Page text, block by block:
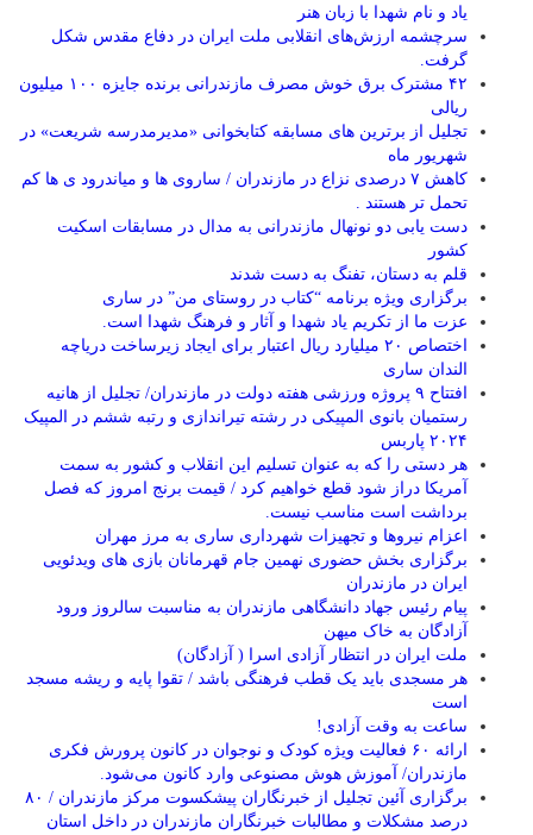
یاد و نام شهدا با زبان هنر
سرچشمه ارزش‌های انقلابی ملت ایران در دفاع مقدس شکل
گرفت.
۴۲ مشترک برق خوش مصرف مازندرانی برنده جایزه ۱۰۰ میلیون
ریالی
تجلیل از برترین های مسابقه کتابخوانی «مدیرمدرسه شریعت» در
شهریور ماه
کاهش ۷ درصدی نزاع در مازندران / ساروی ها و میاندرود ی ها کم
تحمل تر هستند‌ .
دست یابی دو نونهال مازندرانی به مدال در مسابقات اسکیت
کشور
قلم به دستان، تفنگ به دست شدند
برگزاری ویژه برنامه “کتاب در روستای من” در ساری
عزت ما از تکریم یاد شهدا و آثار و فرهنگ شهدا است.
اختصاص ۲۰ میلیارد ریال اعتبار برای ایجاد زیرساخت دریاچه
الندان ساری
افتتاح ۹ پروژه ورزشی هفته دولت در مازندران/ تجلیل از هانیه
رستمیان بانوی المپیکی در رشته تیراندازی و رتبه ششم در المپیک
۲۰۲۴ پاربس
هر دستی را که به عنوان تسلیم این انقلاب و کشور به سمت
آمريکا دراز شود قطع خواهیم کرد / قیمت برنج امروز که فصل
برداشت است مناسب نیست.
اعزام نیروها و تجهیزات شهرداری ساری به مرز مهران
برگزاری بخش حضوری نهمین جام قهرمانان بازی های ویدئویی
ایران در مازندران
پیام رئیس جهاد دانشگاهی مازندران به مناسبت سالروز ورود
آزادگان به خاک میهن
ملت ایران در انتظار آزادی اسرا ( آزادگان)
هر مسجدی باید یک قطب فرهنگی باشد / تقوا پایه و ریشه مسجد
است
ساعت به وقت آزادی!
ارائه ۶۰ فعالیت ویژه کودک و نوجوان در کانون پرورش فکری
مازندران/ آموزش هوش مصنوعی وارد کانون می‌شود.
برگزاری آئین تجلیل از خبرنگاران پیشکسوت مرکز مازندران / ۸۰
درصد مشکلات و مطالبات خبرنگاران مازندران در داخل استان